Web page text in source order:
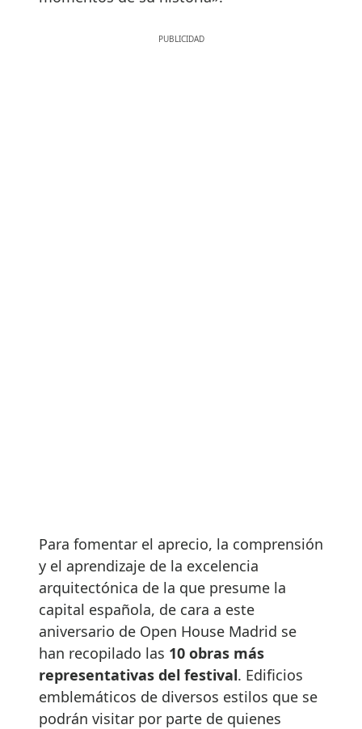
Para fomentar el aprecio, la comprensión
y el aprendizaje de la excelencia
arquitectónica de la que presume la
capital española, de cara a este
aniversario de Open House Madrid se
han recopilado las 10 obras más
representativas del festival. Edificios
emblemáticos de diversos estilos que se
podrán visitar por parte de quienes